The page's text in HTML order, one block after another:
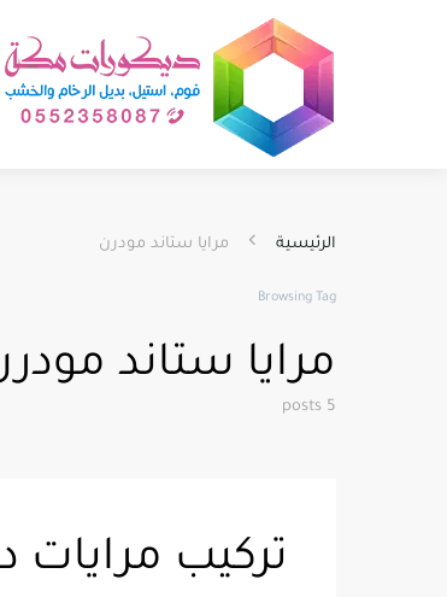
الرئيسية مرايا ستاند مودرن
Browsing Tag
مرايا ستاند
5 posts
تركيب مرايات ديكور مكة ت: